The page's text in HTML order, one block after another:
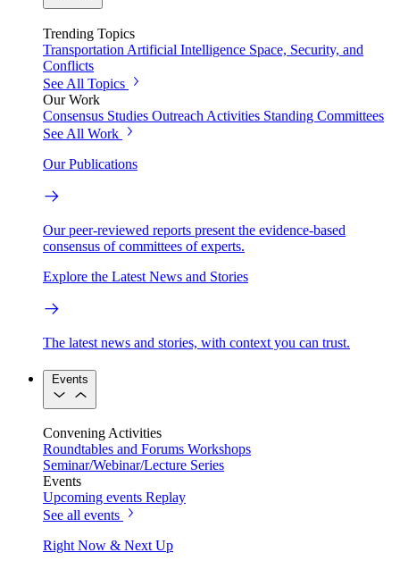
Trending Topics
Transportation Artificial Intelligence Space, Security, and
Conflicts
See All Topics
Our Work
Consensus Studies Outreach Activities Standing Committees
See All Work
Our Publications
Our peer-reviewed reports present the evidence-based
consensus of committees of experts.
Explore the Latest News and Stories
The latest news and stories, with context you can trust.
Events
Convening Activities
Roundtables and Forums Workshops
Seminar/Webinar/Lecture Series
Events
Upcoming events Replay
See all events
Right Now & Next Up